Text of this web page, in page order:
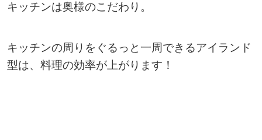
キッチンは奥様のこだわり。
キッチンの周りをぐるっと一周できるアイランド
型は、料理の効率が上がります！